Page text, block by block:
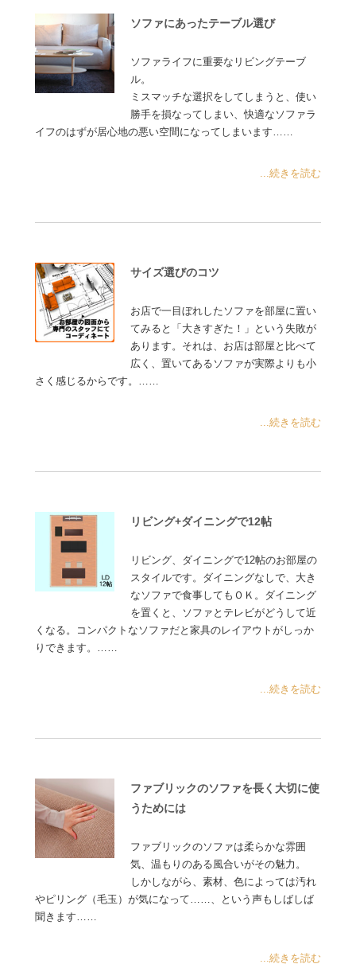
ソファにあったテーブル選び
ソファライフに重要なリビングテーブ
ル。
ミスマッチな選択をしてしまうと、使い
勝手を損なってしまい、快適なソファラ
イフのはずが居心地の悪い空間になってしまいます……
...続きを読む
サイズ選びのコツ
お店で一目ぼれしたソファを部屋に置い
てみると「大きすぎた！」という失敗が
あります。それは、お店は部屋と比べて
広く、置いてあるソファが実際よりも小
さく感じるからです。……
...続きを読む
リビング+ダイニングで12帖
リビング、ダイニングで12帖のお部屋の
スタイルです。ダイニングなしで、大き
なソファで食事してもＯＫ。ダイニング
を置くと、ソファとテレビがどうして近
くなる。コンパクトなソファだと家具のレイアウトがしっか
りできます。……
...続きを読む
ファブリックのソファを長く大切に使
うためには
ファブリックのソファは柔らかな雰囲
気、温もりのある風合いがその魅力。
しかしながら、素材、色によっては汚れ
やピリング（毛玉）が気になって……、という声もしばしば
聞きます……
...続きを読む